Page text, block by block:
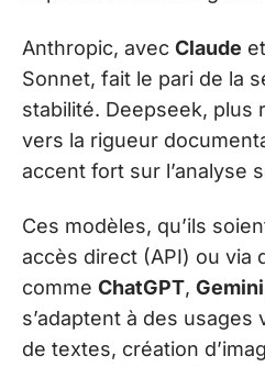
Anthropic, avec Claude
Sonnet, fait le pari de la
stabilité. Deepseek, plus
vers la rigueur
accent fort sur l’analyse
Ces modèles, qu’ils
accès direct (API) ou via
comme ChatGPT, Gemini
s’adaptent à des usages
de textes, création